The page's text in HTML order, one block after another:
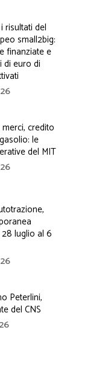
risultati del
small2big:
finanziate e
di euro di
credito
le
del MIT
28 luglio al 6
Peterlini,
del CNS